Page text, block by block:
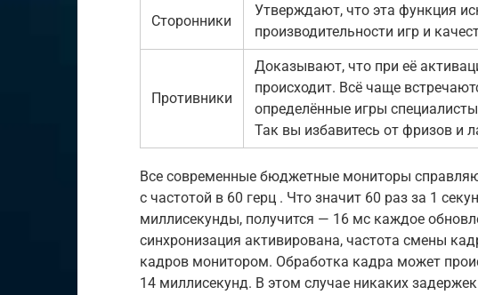
Сторонники
Утверждают, что эта функция
производительности игр и
Противники
Доказывают, что при её
происходит. Всё чаще
определённые игры
Так вы избавитесь от фризов и
Все современные бюджетные мониторы
с частотой в 60 герц . Что значит 60 раз за 1
миллисекунды, получится — 16 мс каждое
синхронизация активирована, частота смены
кадров монитором. Обработка кадра может
14 миллисекунд. В этом случае никаких